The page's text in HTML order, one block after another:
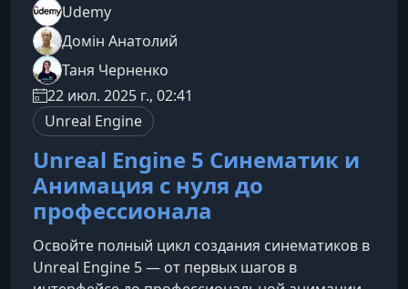
Udemy
Домін Анатолий
Таня Черненко
22 июл. 2025 г., 02:41
Unreal Engine
Unreal Engine 5 Синематик и
Анимация с нуля до
профессионала
Освойте полный цикл создания синематиков в
Unreal Engine 5 — от первых шагов в